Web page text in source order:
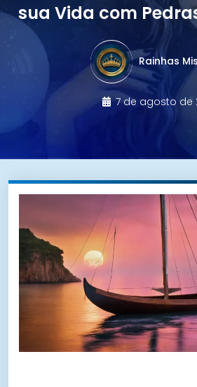
sua Vida com
Rainhas
7 de agosto de